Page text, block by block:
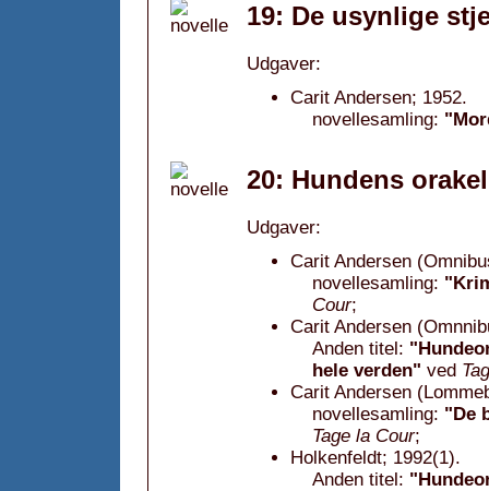
19: De usynlige
Udgaver:
Carit Andersen; 1952.
novellesamling:
20: Hundens
Udgaver:
Carit Andersen
novellesamling:
Cour;
Carit Andersen
Anden titel:
hele verden" ved
Carit Andersen
novellesamling: "De
Tage la Cour;
Holkenfeldt; 1992(1).
Anden titel: